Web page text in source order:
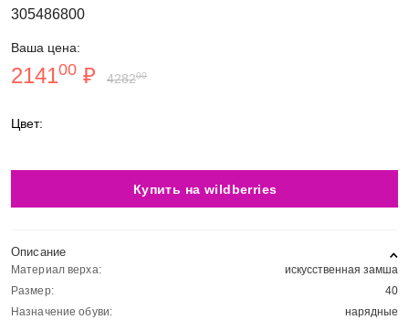
305486800
Ваша цена:
214100 ₽ 428200
Цвет:
Купить на wildberries
Описание
Материал верха:
искусственная замша
Размер:
40
Назначение обуви:
нарядные